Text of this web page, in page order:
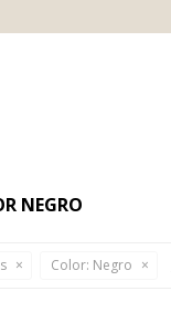
NEGRO
Color: Negro